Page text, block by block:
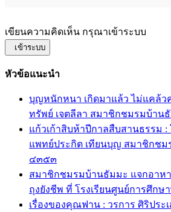
เขียนความคิดเห็น กรุณาเข้าระบบ
เข้าระบบ
หัวข้อแนะนำ
บุญหนักหนา เกิดมาแล้ว ไม่แคล้ว
ทรัพย์ เจตลีลา สมาชิกชมรมบ้าน
แก้วเก้าสิบห้าปีกาลสืบสานธรรม :
แพทย์ประกิต เทียนบุญ สมาชิกช
๔๓๕๓
สมาชิกชมรมบ้านธัมมะ แจกอาห
ถุงยังชีพ ที่ โรงเรียนศูนย์การศึกษ
เรื่องของคุณฟาน : วรการ ศิริประ